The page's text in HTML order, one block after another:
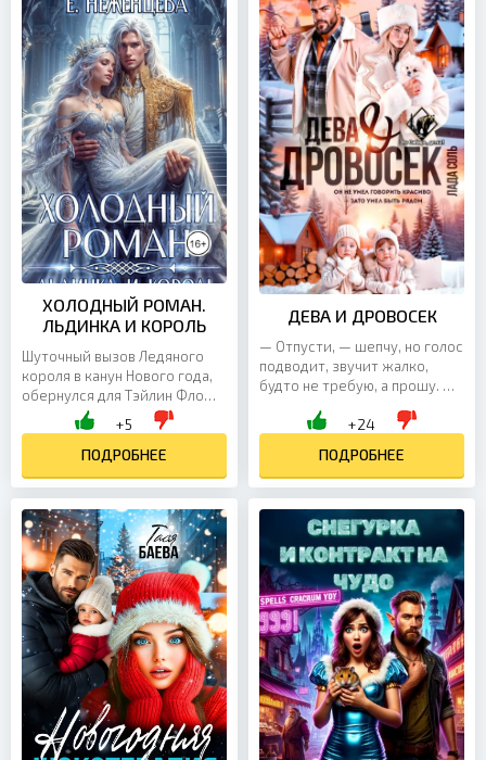
ХОЛОДНЫЙ РОМАН.
ЛЬДИНКА И КОРОЛЬ
Шуточный вызов Ледяного
короля в канун Нового года,
обернулся для Тэйлин Фло
катастрофой. Подругу
похитили, ее саму шантажом
вынудили отправиться в...
+5
ПОДРОБНЕЕ
ДЕВА И ДРОВОСЕК
— Отпусти, — шепчу, но голос
подводит, звучит жалко,
будто не требую, а прошу. —
говорит тихо, почти ласково.
+24
ПОДРОБНЕЕ